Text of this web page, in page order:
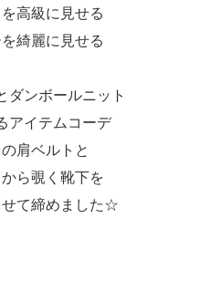
高級に見せる
綺麗に見せる
ダンボールニット
アイテムコーデ
肩ベルトと
ら覗く靴下を
て締めました☆